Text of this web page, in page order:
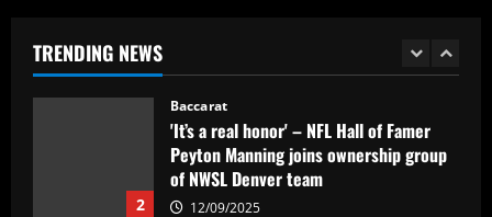
TRENDING NEWS
'It’s a real honor' – NFL Hall of Famer
Peyton Manning joins ownership group
of NWSL Denver team
12/09/2025
Baccarat
Southampton planning bid to sign